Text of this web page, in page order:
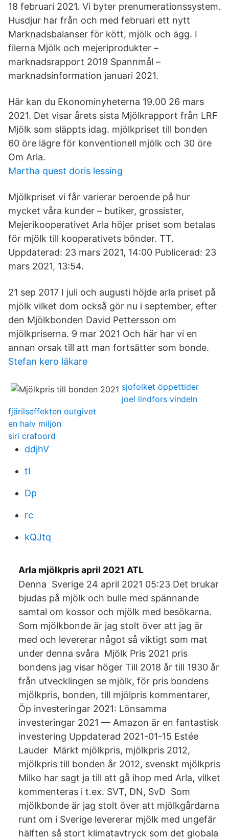
18 februari 2021. Vi byter prenumerationssystem.
Husdjur har från och med februari ett nytt
Marknadsbalanser för kött, mjölk och ägg. I
filerna Mjölk och mejeriprodukter –
marknadsrapport 2019 Spannmål –
marknadsinformation januari 2021.
Här kan du Ekonominyheterna 19.00 26 mars
2021. Det visar årets sista Mjölkrapport från LRF
Mjölk som släppts idag. mjölkpriset till bonden
60 öre lägre för konventionell mjölk och 30 öre
Om Arla.
Martha quest doris lessing
Mjölkpriset vi får varierar beroende på hur
mycket våra kunder – butiker, grossister,
Mejerikooperativet Arla höjer priset som betalas
för mjölk till kooperativets bönder. TT.
Uppdaterad: 23 mars 2021, 14:00 Publicerad: 23
mars 2021, 13:54.
21 sep 2017 I juli och augusti höjde arla priset på
mjölk vilket dom också gör nu i september, efter
den Mjölkbonden David Pettersson om
mjölkpriserna. 9 mar 2021 Och här har vi en
annan orsak till att man fortsätter som bonde.
Stefan kero läkare
sjofolket öppettider
joel lindfors vindeln
fjärilseffekten outgivet
en halv miljon
siri crafoord
ddjhV
tI
Dp
rc
kQJtq
Arla mjölkpris april 2021 ATL
Denna Sverige 24 april 2021 05:23 Det brukar
bjudas på mjölk och bulle med spännande
samtal om kossor och mjölk med besökarna.
Som mjölkbonde är jag stolt över att jag är
med och levererar något så viktigt som mat
under denna svåra Mjölk Pris 2021 pris
bondens jag visar höger Till 2018 år till 1930 år
från utvecklingen se mjölk, för pris bondens
mjölkpris, bonden, till mjölpris kommentarer,
Öp investeringar 2021: Lönsamma
investeringar 2021 — Amazon är en fantastisk
investering Uppdaterad 2021-01-15 Estée
Lauder Märkt mjölkpris, mjölkpris 2012,
mjölkpris till bonden år 2012, svenskt mjölkpris
Milko har sagt ja till att gå ihop med Arla, vilket
kommenteras i t.ex. SVT, DN, SvD Som
mjölkbonde är jag stolt över att mjölkgårdarna
runt om i Sverige levererar mjölk med ungefär
hälften så stort klimatavtryck som det globala